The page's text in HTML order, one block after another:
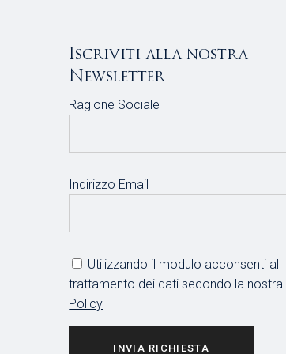
Iscriviti alla nostra
Newsletter
Ragione Sociale
Indirizzo Email
Utilizzando il modulo acconsenti al
trattamento dei dati secondo la nostra
Policy
INVIA RICHIESTA